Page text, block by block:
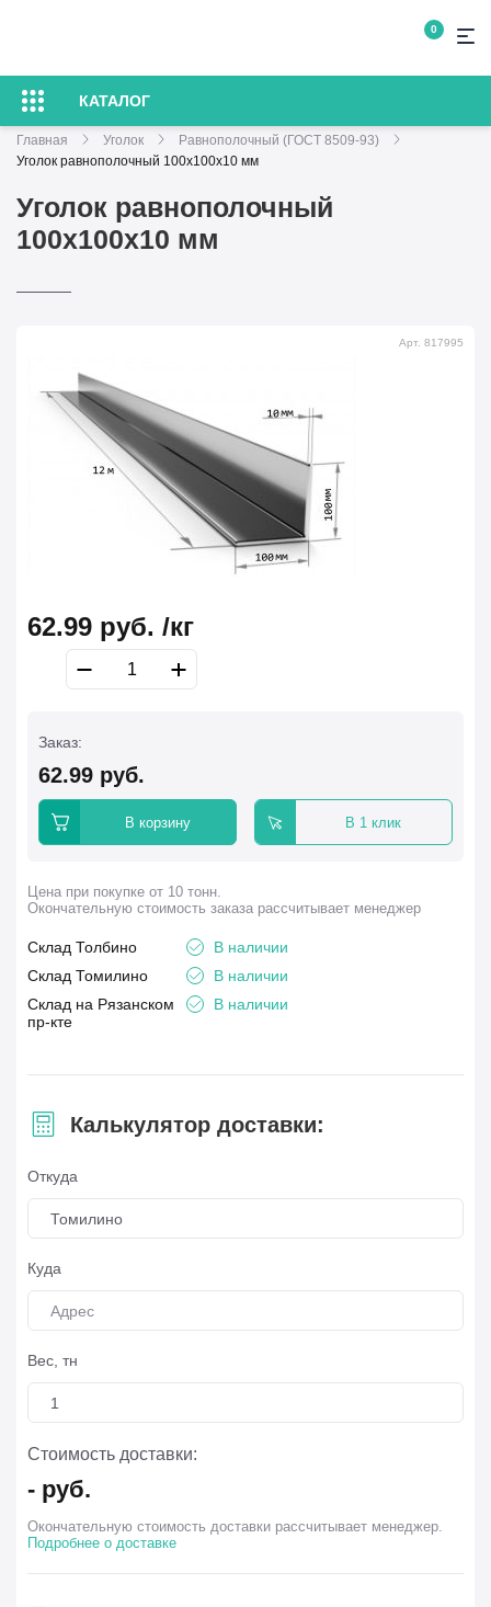
0
КАТАЛОГ
Главная Уголок
Равнополочный (ГОСТ 8509-93)
Уголок равнополочный 100х100х10 мм
Уголок равнополочный
100х100х10 мм
Арт. 817995
62.99 руб. /кг
Заказ:
62.99 руб.
В корзину В 1 клик
Цена при покупке от 10 тонн.
Окончательную стоимость заказа рассчитывает менеджер
Склад Толбино
В наличии
Склад Томилино
В наличии
Склад на Рязанском
пр-кте
В наличии
Калькулятор доставки:
Откуда
Томилино
Куда
Вес, тн
Стоимость доставки:
- руб.
Окончательную стоимость доставки рассчитывает менеджер.
Подробнее о доставке